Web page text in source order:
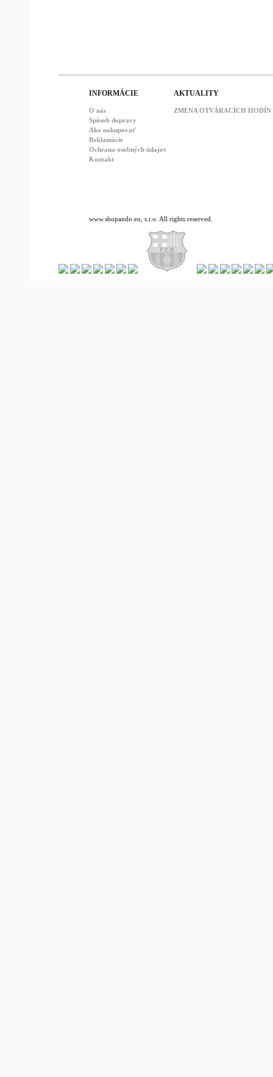
INFORMÁCIE
O nás
Spôsob dopravy
Ako nakupovať
Reklamácie
Ochrana osobných údajov
Kontakt
AKTUALITY
ZMENA OTVÁRACÍCH HODÍN
www.shopando.eu, s.r.o. All rights reserved.